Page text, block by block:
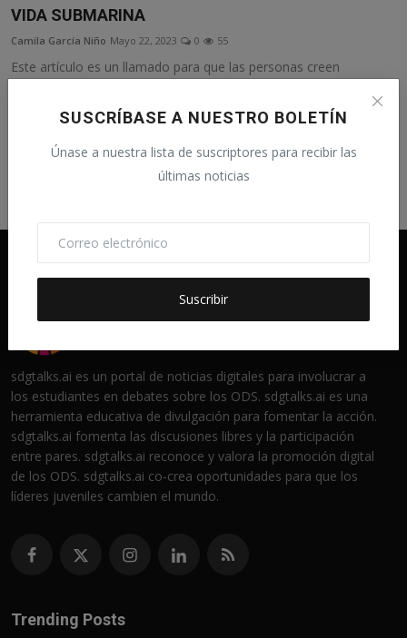
SUSCRÍBASE A NUESTRO BOLETÍN
Únase a nuestra lista de suscriptores para recibir las
últimas noticias
Suscribir
VIDA SUBMARINA
Camila García Niño Mayo 22, 2023 0 55
Este artículo es un llamado para que las personas creen
sdgtalks.ai es un portal de noticias digitales para involucrar a
los estudiantes en debates sobre los ODS. sdgtalks.ai es una
herramienta educativa de divulgación para fomentar la acción.
sdgtalks.ai fomenta las discusiones libres y la participación
entre pares. sdgtalks.ai reconoce y valora la promoción digital
de los ODS. sdgtalks.ai co-crea oportunidades para que los
líderes juveniles cambien el mundo.
Trending Posts